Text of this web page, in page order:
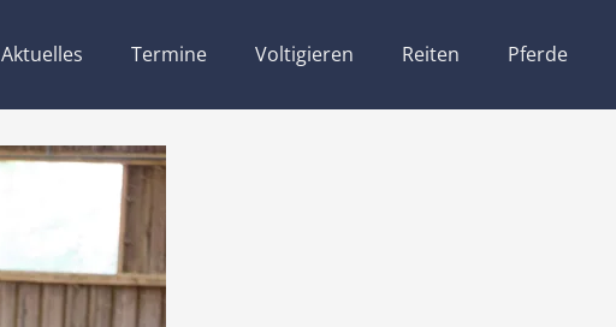
Aktuelles Termine Voltigieren Reiten Pferde